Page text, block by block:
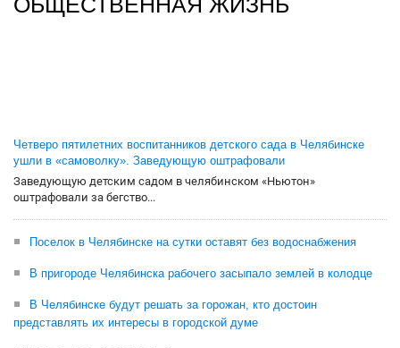
Четверо пятилетних воспитанников детского сада в Челябинске
ушли в «самоволку». Заведующую оштрафовали
Заведующую детским садом в челябинском «Ньютон»
оштрафовали за бегство...
Поселок в Челябинске на сутки оставят без водоснабжения
В пригороде Челябинска рабочего засыпало землей в колодце
В Челябинске будут решать за горожан, кто достоин
представлять их интересы в городской думе